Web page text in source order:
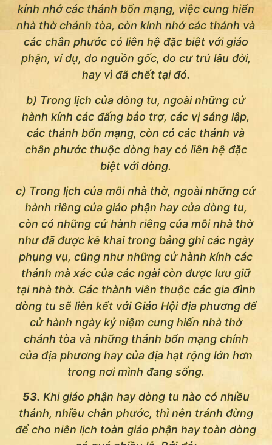
kính nhớ các thánh bổn mạng, việc cung hiến
nhà thờ chánh tòa, còn kính nhớ các thánh và
các chân phước có liên hệ đặc biệt với giáo
phận, ví dụ, do nguồn gốc, do cư trú lâu đời,
hay vì đã chết tại đó.
b) Trong lịch của dòng tu, ngoài những cử
hành kính các đấng bảo trợ, các vị sáng lập,
các thánh bổn mạng, còn có các thánh và
chân phước thuộc dòng hay có liên hệ đặc
biệt với dòng.
c) Trong lịch của mỗi nhà thờ, ngoài những cử
hành riêng của giáo phận hay của dòng tu,
còn có những cử hành riêng của mỗi nhà thờ
như đã được kê khai trong bảng ghi các ngày
phụng vụ, cũng như những cử hành kính các
thánh mà xác của các ngài còn được lưu giữ
tại nhà thờ. Các thành viên thuộc các gia đình
dòng tu sẽ liên kết với Giáo Hội địa phương để
cử hành ngày kỷ niệm cung hiến nhà thờ
chánh tòa và những thánh bổn mạng chính
của địa phương hay của địa hạt rộng lớn hơn
trong nơi mình đang sống.
53. Khi giáo phận hay dòng tu nào có nhiều
thánh, nhiều chân phước, thì nên tránh đừng
để cho niên lịch toàn giáo phận hay toàn dòng